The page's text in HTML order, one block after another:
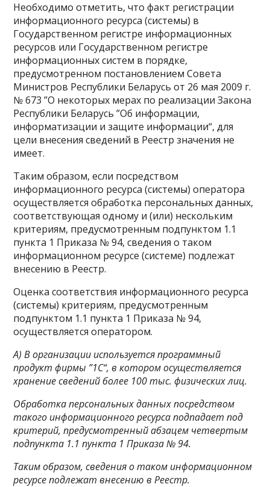
Необходимо отметить, что факт регистрации
информационного ресурса (системы) в
Государственном регистре информационных
ресурсов или Государственном регистре
информационных систем в порядке,
предусмотренном постановлением Совета
Министров Республики Беларусь от 26 мая 2009 г.
№ 673 ”О некоторых мерах по реализации Закона
Республики Беларусь ”Об информации,
информатизации и защите информации“, для
цели внесения сведений в Реестр значения не
имеет.
Таким образом, если посредством
информационного ресурса (системы) оператора
осуществляется обработка персональных данных,
соответствующая одному и (или) нескольким
критериям, предусмотренным подпунктом 1.1
пункта 1 Приказа № 94, сведения о таком
информационном ресурсе (системе) подлежат
внесению в Реестр.
Оценка соответствия информационного ресурса
(системы) критериям, предусмотренным
подпунктом 1.1 пункта 1 Приказа № 94,
осуществляется оператором.
А) В организации используется программный
продукт фирмы ”1С“, в котором осуществляется
хранение сведений более 100 тыс. физических лиц.
Обработка персональных данных посредством
такого информационного ресурса подпадает под
критерий, предусмотренный абзацем четвертым
подпункта 1.1 пункта 1 Приказа № 94.
Таким образом, сведения о таком информационном
ресурсе подлежат внесению в Реестр.